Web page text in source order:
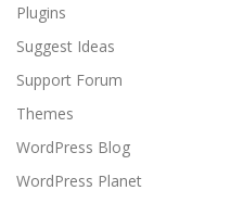
Plugins
Suggest Ideas
Support Forum
Themes
WordPress Blog
WordPress Planet